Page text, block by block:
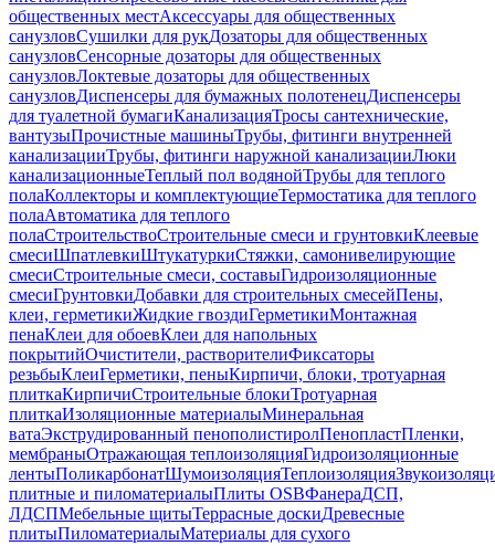
общественных местАксессуары для общественных
санузловСушилки для рукДозаторы для общественных
санузловСенсорные дозаторы для общественных
санузловЛоктевые дозаторы для общественных
санузловДиспенсеры для бумажных полотенецДиспенсеры
для туалетной бумагиКанализацияТросы сантехнические,
вантузыПрочистные машиныТрубы, фитинги внутренней
канализацииТрубы, фитинги наружной канализацииЛюки
канализационныеТеплый пол водянойТрубы для теплого
полаКоллекторы и комплектующиеТермостатика для теплого
полаАвтоматика для теплого
полаСтроительствоСтроительные смеси и грунтовкиКлеевые
смесиШпатлевкиШтукатуркиСтяжки, самонивелирующие
смесиСтроительные смеси, составыГидроизоляционные
смесиГрунтовкиДобавки для строительных смесейПены,
клеи, герметикиЖидкие гвоздиГерметикиМонтажная
пенаКлеи для обоевКлеи для напольных
покрытийОчистители, растворителиФиксаторы
резьбыКлеиГерметики, пеныКирпичи, блоки, тротуарная
плиткаКирпичиСтроительные блокиТротуарная
плиткаИзоляционные материалыМинеральная
ватаЭкструдированный пенополистиролПенопластПленки,
мембраныОтражающая теплоизоляцияГидроизоляционные
лентыПоликарбонатШумоизоляцияТеплоизоляция
плитные и пиломатериалыПлиты OSBФанераДСП,
ЛДСПМебельные щитыТеррасные доскиДревесные
плитыПиломатериалыМатериалы для сухого